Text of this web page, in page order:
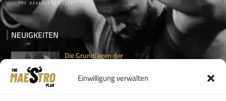
Einwilligung verwalten
NEUIGKEITEN
Die Grundlagen der
EinleitungGewichtsverlust bedeutet
mehr als nur Kilos...